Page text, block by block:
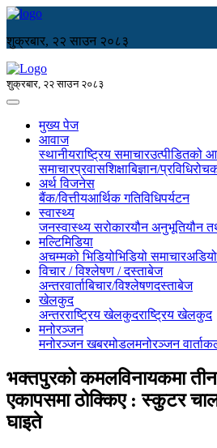
शुक्रबार, २२ साउन २०८३
शुक्रबार, २२ साउन २०८३
मुख्य पेज
आवाज
स्थानीयराष्ट्रिय समाचारउत्पीडितको
समाचारप्रवासशिक्षाबिज्ञान/प्रविधि
अर्थ विजनेस
बैंक/वित्तीयआर्थिक गतिविधिपर्यटन
स्वास्थ्य
जनस्वास्थ्य सरोकारयौन अनुभूतियौन
मल्टिमिडिया
अचम्मको भिडियोभिडियो समाचार
विचार / विश्लेषण / दस्ताबेज
अन्तरवार्ताबिचार/विश्लेषणदस्ताबेज
खेलकुद
अन्तरराष्ट्रिय खेलकुदराष्ट्रिय खेलकुद
मनोरञ्जन
मनोरञ्जन खबरमोडलमनोरञ्जन वार्ता
भक्तपुरको कमलविनायकमा तीन
एकापसमा ठोक्किए : स्कुटर
घाइते